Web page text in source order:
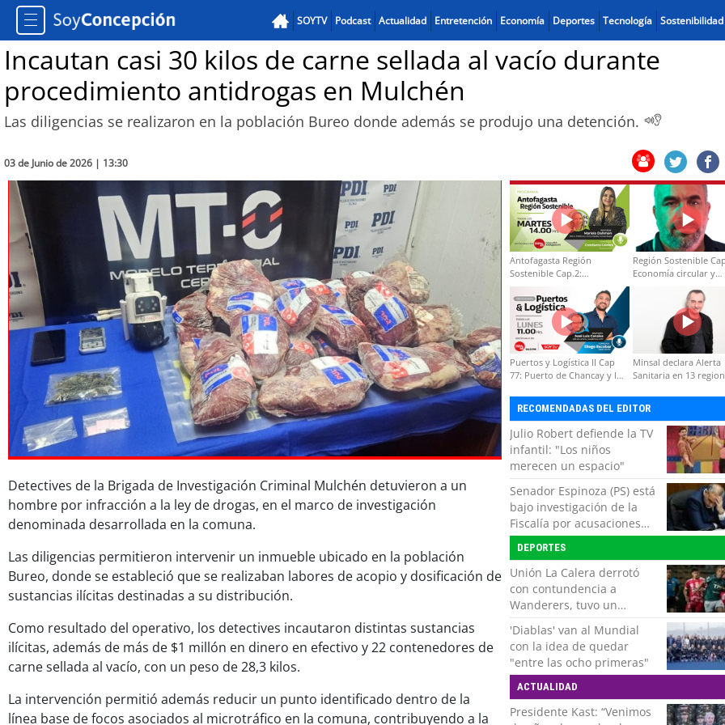
SOYTV Podcast Actualidad Entretención Economía Deportes Tecnología Sostenibilidad
Incautan casi 30 kilos de carne sellada al vacío durante
procedimiento antidrogas en Mulchén
Las diligencias se realizaron en la población Bureo donde además se produjo una detención.
03 de Junio de 2026 | 13:30
Detectives de la Brigada de Investigación Criminal Mulchén detuvieron a un
hombre por infracción a la ley de drogas, en el marco de investigación
denominada desarrollada en la comuna.
Las diligencias permitieron intervenir un inmueble ubicado en la población
Bureo, donde se estableció que se realizaban labores de acopio y dosificación de
sustancias ilícitas destinadas a su distribución.
Como resultado del operativo, los detectives incautaron distintas sustancias
ilícitas, además de más de $1 millón en dinero en efectivo y 22 contenedores de
carne sellada al vacío, con un peso de 28,3 kilos.
La intervención permitió además reducir un punto identificado dentro de la
línea base de focos asociados al microtráfico en la comuna, contribuyendo a la
Antofagasta Región
Sostenible Cap.2:
Educación ambiental y
formación de capacidades
técnicas
Región Sostenible
Economía circular y
Puertos y Logística II Cap
77: Puerto de Chancay y la
Minsal declara Alerta
Sanitaria en 13
RECOMENDADAS DEL EDITOR
Julio Robert defiende la TV
infantil: "Los niños
merecen un espacio"
Senador Espinoza (PS) está
bajo investigación de la
Fiscalía por acusaciones
cruzadas de agresión con
su pareja
DEPORTES
Unión La Calera derrotó
con contundencia a
Wanderers, tuvo un
respiro y clasificó en Copa
Chile
'Diablas' van al Mundial
con la idea de quedar
"entre las ocho primeras"
ACTUALIDAD
Presidente Kast: “Venimos